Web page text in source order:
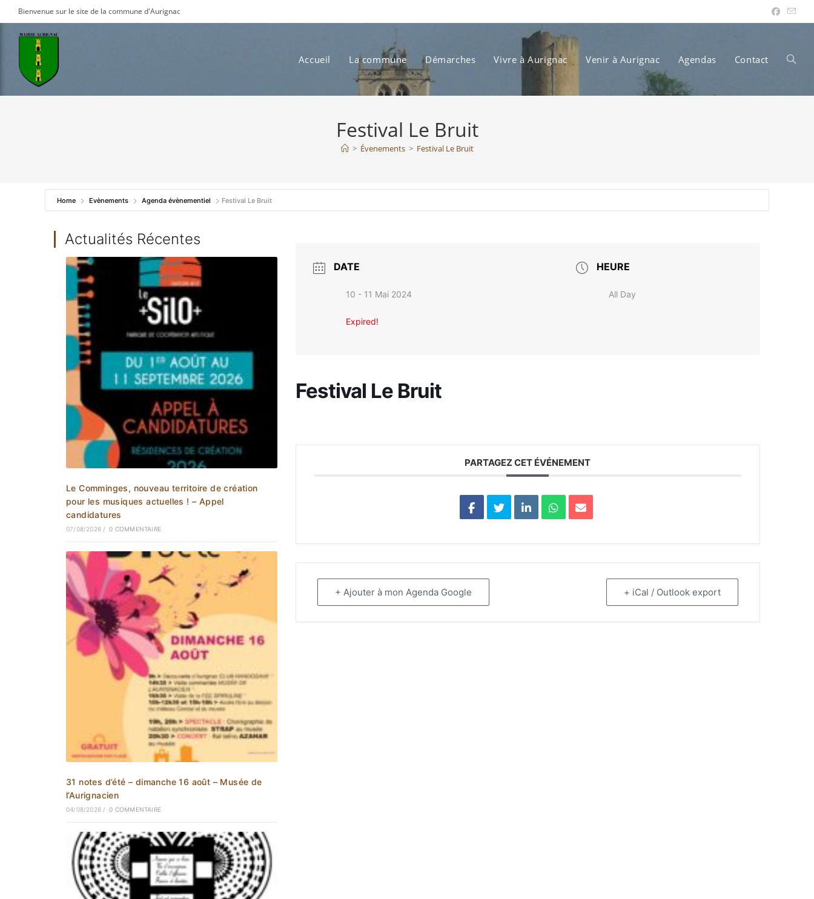
to
content
Bienvenue sur le site de la commune d'Aurignac
Accueil La commune Démarches Vivre à Aurignac Venir à Aurignac Agendas Contact Toggle
Festival Le Bruit
> Évenements > Festival Le Bruit
Home Evènements Agenda évènementiel Festival Le Bruit
Actualités Récentes
Le Comminges, nouveau territoire de création
pour les musiques actuelles ! – Appel
candidatures
07/08/2026 / 0 COMMENTAIRE
31 notes d’été – dimanche 16 août – Musée de
l’Aurignacien
04/08/2026 / 0 COMMENTAIRE
DATE
10 - 11 Mai 2024
Expired!
HEURE
All Day
Festival Le Bruit
PARTAGEZ CET ÉVÉNEMENT
+ Ajouter à mon Agenda Google + iCal / Outlook export